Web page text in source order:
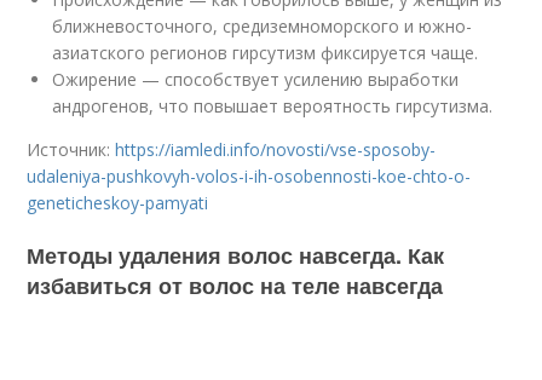
ближневосточного, средиземноморского и южно-
азиатского регионов гирсутизм фиксируется чаще.
Ожирение — способствует усилению выработки
андрогенов, что повышает вероятность гирсутизма.
Источник:https://iamledi.info/novosti/vse-sposoby-
udaleniya-pushkovyh-volos-i-ih-osobennosti-koe-chto-o-
geneticheskoy-pamyati
Методы удаления волос навсегда. Как
избавиться от волос на теле навсегда